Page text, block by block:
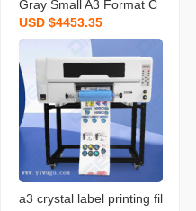
Gray Small A3 Format C
halk Hot Stamping Machi
ne Shake Powder Printer
Clothing Fabric Thermal
Transfer T-shirt Thermop
rinting Machine
USD $4453.35
a3 crystal label printing fil